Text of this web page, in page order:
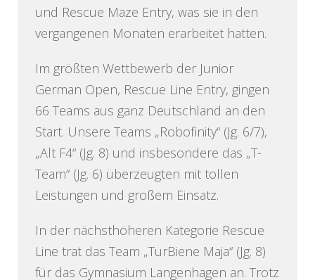
und Rescue Maze Entry, was sie in den
vergangenen Monaten erarbeitet hatten.
Im größten Wettbewerb der Junior
German Open, Rescue Line Entry, gingen
66 Teams aus ganz Deutschland an den
Start. Unsere Teams „Robofinity“ (Jg. 6/7),
„Alt F4“ (Jg. 8) und insbesondere das „T-
Team“ (Jg. 6) überzeugten mit tollen
Leistungen und großem Einsatz.
In der nächsthöheren Kategorie Rescue
Line trat das Team „TurBiene Maja“ (Jg. 8)
für das Gymnasium Langenhagen an. Trotz